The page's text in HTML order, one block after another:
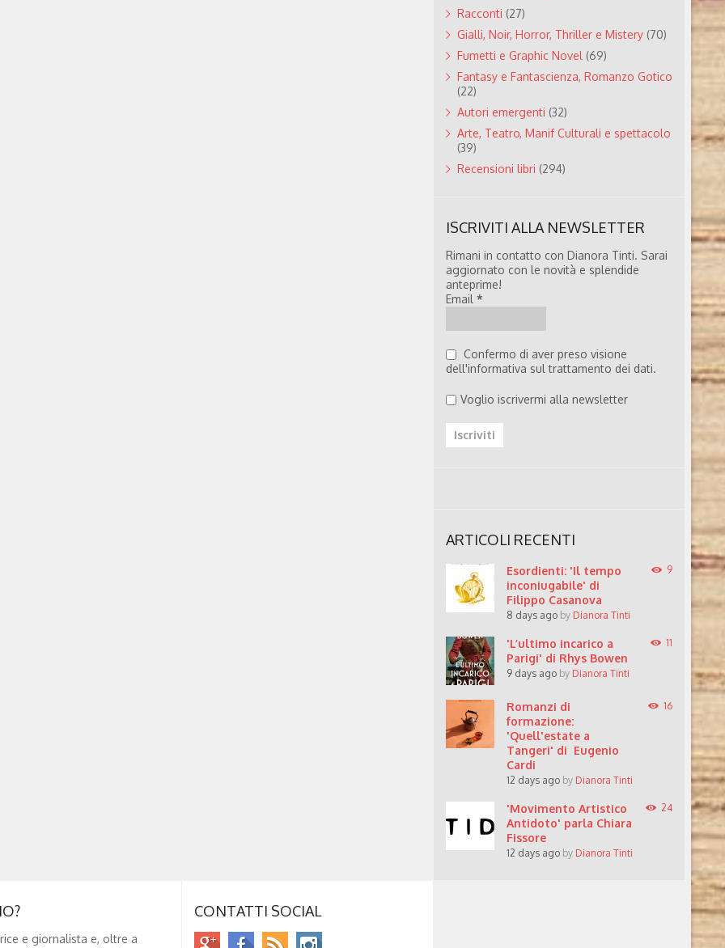
Racconti (27)
Gialli, Noir, Horror, Thriller e Mistery(70)
Fumetti e Graphic Novel (69)
Fantasy e Fantascienza, Romanzo Gotico
(22)
Autori emergenti (32)
Arte, Teatro, Manif Culturali e spettacolo
(39)
Recensioni libri (294)
ISCRIVITI ALLA NEWSLETTER
Rimani in contatto con Dianora Tinti. Sarai
aggiornato con le novità e splendide
anteprime!
Email *
Confermo di aver preso visione
dell'informativa sul trattamento dei dati.
Voglio iscrivermi alla newsletter
ARTICOLI RECENTI
Esordienti: 'Il tempo
inconiugabile' di
Filippo Casanova
8 days ago by Dianora Tinti
9
'L’ultimo incarico a
Parigi' di Rhys Bowen
9 days ago by Dianora Tinti
11
Romanzi di
formazione:
'Quell'estate a
Tangeri' di Eugenio
Cardi
12 days ago by Dianora Tinti
16
'Movimento Artistico
Antidoto' parla Chiara
Fissore
12 days ago by Dianora Tinti
24
e giornalista e, oltre a
CONTATTI SOCIAL